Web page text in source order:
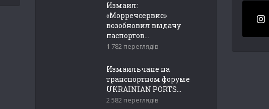
Измаил:
«Морречсервис»
возобновил выдачу
паспортов...
1 782 переглядів
Измаильчане на
транспортном форуме
UKRAINIAN PORTS...
2 582 переглядів